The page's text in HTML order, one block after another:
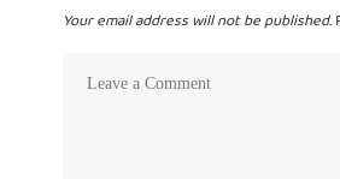
Your email address will not be published.